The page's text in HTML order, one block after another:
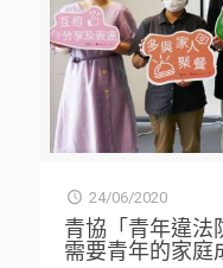
24/06/2020
青協「青年違法
需要青年的家庭